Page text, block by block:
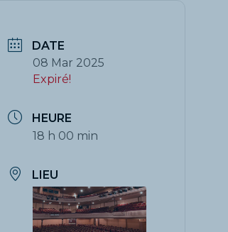
DATE
08 Mar 2025
Expiré!
HEURE
18 h 00 min
LIEU